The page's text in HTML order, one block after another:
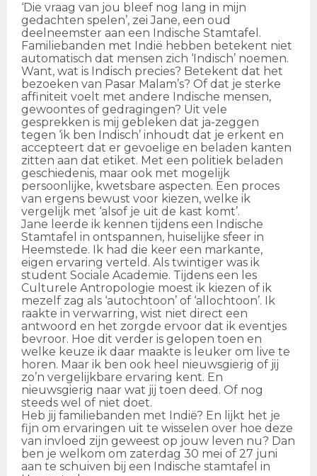
‘Die vraag van jou bleef nog lang in mijn
gedachten spelen’, zei Jane, een oud
deelneemster aan een Indische Stamtafel.
Familiebanden met Indië hebben betekent niet
automatisch dat mensen zich ‘Indisch’ noemen.
Want, wat is Indisch precies? Betekent dat het
bezoeken van Pasar Malam’s? Of dat je sterke
affiniteit voelt met andere Indische mensen,
gewoontes of gedragingen? Uit vele
gesprekken is mij gebleken dat ja-zeggen
tegen ‘ik ben Indisch’ inhoudt dat je erkent en
accepteert dat er gevoelige en beladen kanten
zitten aan dat etiket. Met een politiek beladen
geschiedenis, maar ook met mogelijk
persoonlijke, kwetsbare aspecten. Een proces
van ergens bewust voor kiezen, welke ik
vergelijk met ‘alsof je uit de kast komt’.
Jane leerde ik kennen tijdens een Indische
Stamtafel in ontspannen, huiselijke sfeer in
Heemstede. Ik had die keer een markante,
eigen ervaring verteld. Als twintiger was ik
student Sociale Academie. Tijdens een les
Culturele Antropologie moest ik kiezen of ik
mezelf zag als ‘autochtoon’ of ‘allochtoon’. Ik
raakte in verwarring, wist niet direct een
antwoord en het zorgde ervoor dat ik eventjes
bevroor. Hoe dit verder is gelopen toen en
welke keuze ik daar maakte is leuker om live te
horen. Maar ik ben ook heel nieuwsgierig of jij
zo’n vergelijkbare ervaring kent. En
nieuwsgierig naar wat jij toen deed. Of nog
steeds wel of niet doet.
Heb jij familiebanden met Indië? En lijkt het je
fijn om ervaringen uit te wisselen over hoe deze
van invloed zijn geweest op jouw leven nu? Dan
ben je welkom om zaterdag 30 mei of 27 juni
aan te schuiven bij een Indische stamtafel in